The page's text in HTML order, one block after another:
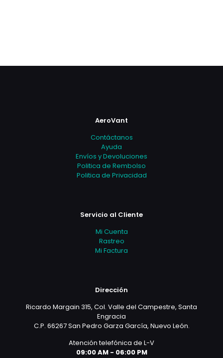
AeroVant
Contáctanos
Ayuda
Envíos y Devoluciones
Politica de Rembolso
Politica de Privacidad
Servicio al Cliente
Mi Cuenta
Rastreo
Mi Factura
Dirección
Ricardo Margain 315, Col. Valle del Campestre, Santa
Engracia
C.P. 66267 San Pedro Garza García, Nuevo León.
Atención telefónica de L-V
09:00 AM - 06:00 PM